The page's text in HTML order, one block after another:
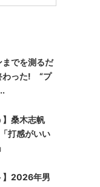
までを測るだ
わった! “プ
】桑木志帆
打感がいい
】2026年男